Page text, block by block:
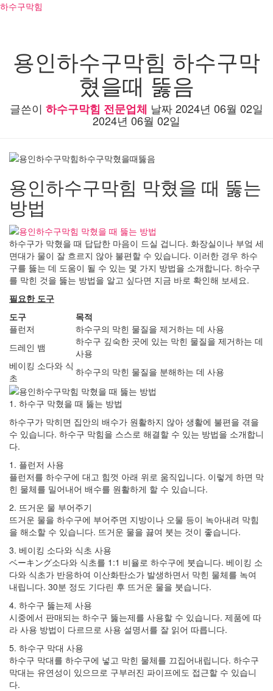
하수구막힘
용인하수구막힘 하수구막
혔을때 뚫음
글쓴이 하수구막힘 전문업체 날짜2024년 06월 02일
2024년 06월 02일
용인하수구막힘 막혔을 때 뚫는
방법
하수구가 막혔을 때 답답한 마음이 드실 겁니다. 화장실이나 부엌 세
면대가 물이 잘 흐르지 않아 불편할 수 있습니다. 이러한 경우 하수
구를 뚫는 데 도움이 될 수 있는 몇 가지 방법을 소개합니다. 하수구
를 막힌 것을 뚫는 방법을 알고 싶다면 지금 바로 확인해 보세요.
필요한 도구
도구
목적
플런저
하수구의 막힌 물질을 제거하는 데 사용
드레인 뱀
하수구 깊숙한 곳에 있는 막힌 물질을 제거하는 데
사용
베이킹 소다와 식
초
하수구의 막힌 물질을 분해하는 데 사용
1. 하수구 막혔을 때 뚫는 방법
하수구가 막히면 집안의 배수가 원활하지 않아 생활에 불편을 겪을
수 있습니다. 하수구 막힘을 스스로 해결할 수 있는 방법을 소개합니
다.
1. 플런저 사용
플런저를 하수구에 대고 힘껏 아래 위로 움직입니다. 이렇게 하면 막
힌 물체를 밀어내어 배수를 원활하게 할 수 있습니다.
2. 뜨거운 물 부어주기
뜨거운 물을 하수구에 부어주면 지방이나 오물 등이 녹아내려 막힘
을 해소할 수 있습니다. 뜨거운 물을 끓여 붓는 것이 좋습니다.
3. 베이킹 소다와 식초 사용
ベーキング소다와 식초를 1:1 비율로 하수구에 붓습니다. 베이킹 소
다와 식초가 반응하여 이산화탄소가 발생하면서 막힌 물체를 녹여
내립니다. 30분 정도 기다린 후 뜨거운 물을 붓습니다.
4. 하수구 뚫는제 사용
시중에서 판매되는 하수구 뚫는제를 사용할 수 있습니다. 제품에 따
라 사용 방법이 다르므로 사용 설명서를 잘 읽어 따릅니다.
5. 하수구 막대 사용
하수구 막대를 하수구에 넣고 막힌 물체를 끄집어내립니다. 하수구
막대는 유연성이 있으므로 구부러진 파이프에도 접근할 수 있습니
다.